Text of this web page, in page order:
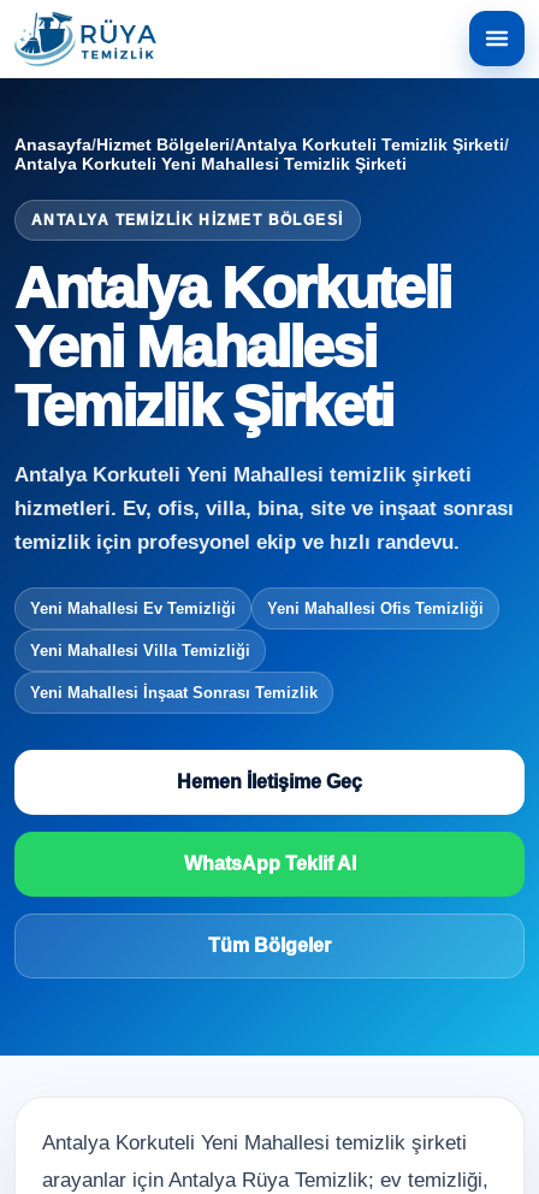
Anasayfa/Hizmet Bölgeleri/Antalya Korkuteli Temizlik Şirketi/
Antalya Korkuteli Yeni Mahallesi Temizlik Şirketi
ANTALYA TEMIZLIK HIZMET BÖLGESI
Antalya Korkuteli
Yeni Mahallesi
Temizlik Şirketi
Antalya Korkuteli Yeni Mahallesi temizlik şirketi
hizmetleri. Ev, ofis, villa, bina, site ve inşaat sonrası
temizlik için profesyonel ekip ve hızlı randevu.
Yeni Mahallesi Ev Temizliği Yeni Mahallesi Ofis Temizliği
Yeni Mahallesi Villa Temizliği
Yeni Mahallesi İnşaat Sonrası Temizlik
Hemen İletişime Geç
WhatsApp Teklif Al
Tüm Bölgeler
Antalya Korkuteli Yeni Mahallesi temizlik şirketi
arayanlar için Antalya Rüya Temizlik; ev temizliği,